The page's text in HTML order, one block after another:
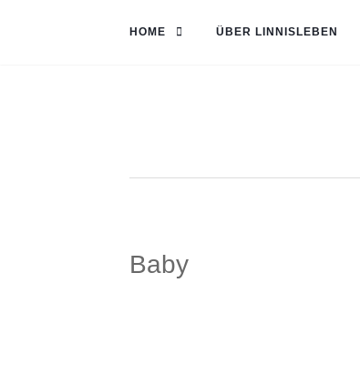
HOME ÜBER LINNISLEBEN
Baby